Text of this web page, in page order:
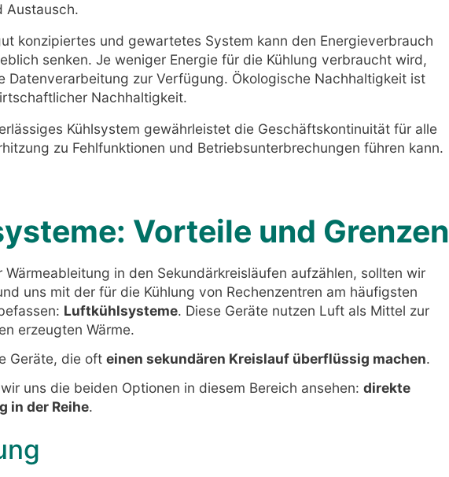
Austausch.
konzipiertes und gewartetes System kann den Energieverbrauch
senken. Je weniger Energie für die Kühlung verbraucht wird,
Datenverarbeitung zur Verfügung. Ökologische Nachhaltigkeit ist
Nachhaltigkeit.
Kühlsystem gewährleistet die Geschäftskontinuität für alle
zu Fehlfunktionen und Betriebsunterbrechungen führen kann.
Vorteile und Grenzen
in den Sekundärkreisläufen aufzählen, sollten wir
uns mit der für die Kühlung von Rechenzentren am häufigsten
Luftkühlsysteme. Diese Geräte nutzen Luft als Mittel zur
erzeugten Wärme.
Geräte, die oft einen sekundären Kreislauf überflüssig machen.
uns die beiden Optionen in diesem Bereich ansehen: direkte
in der Reihe.